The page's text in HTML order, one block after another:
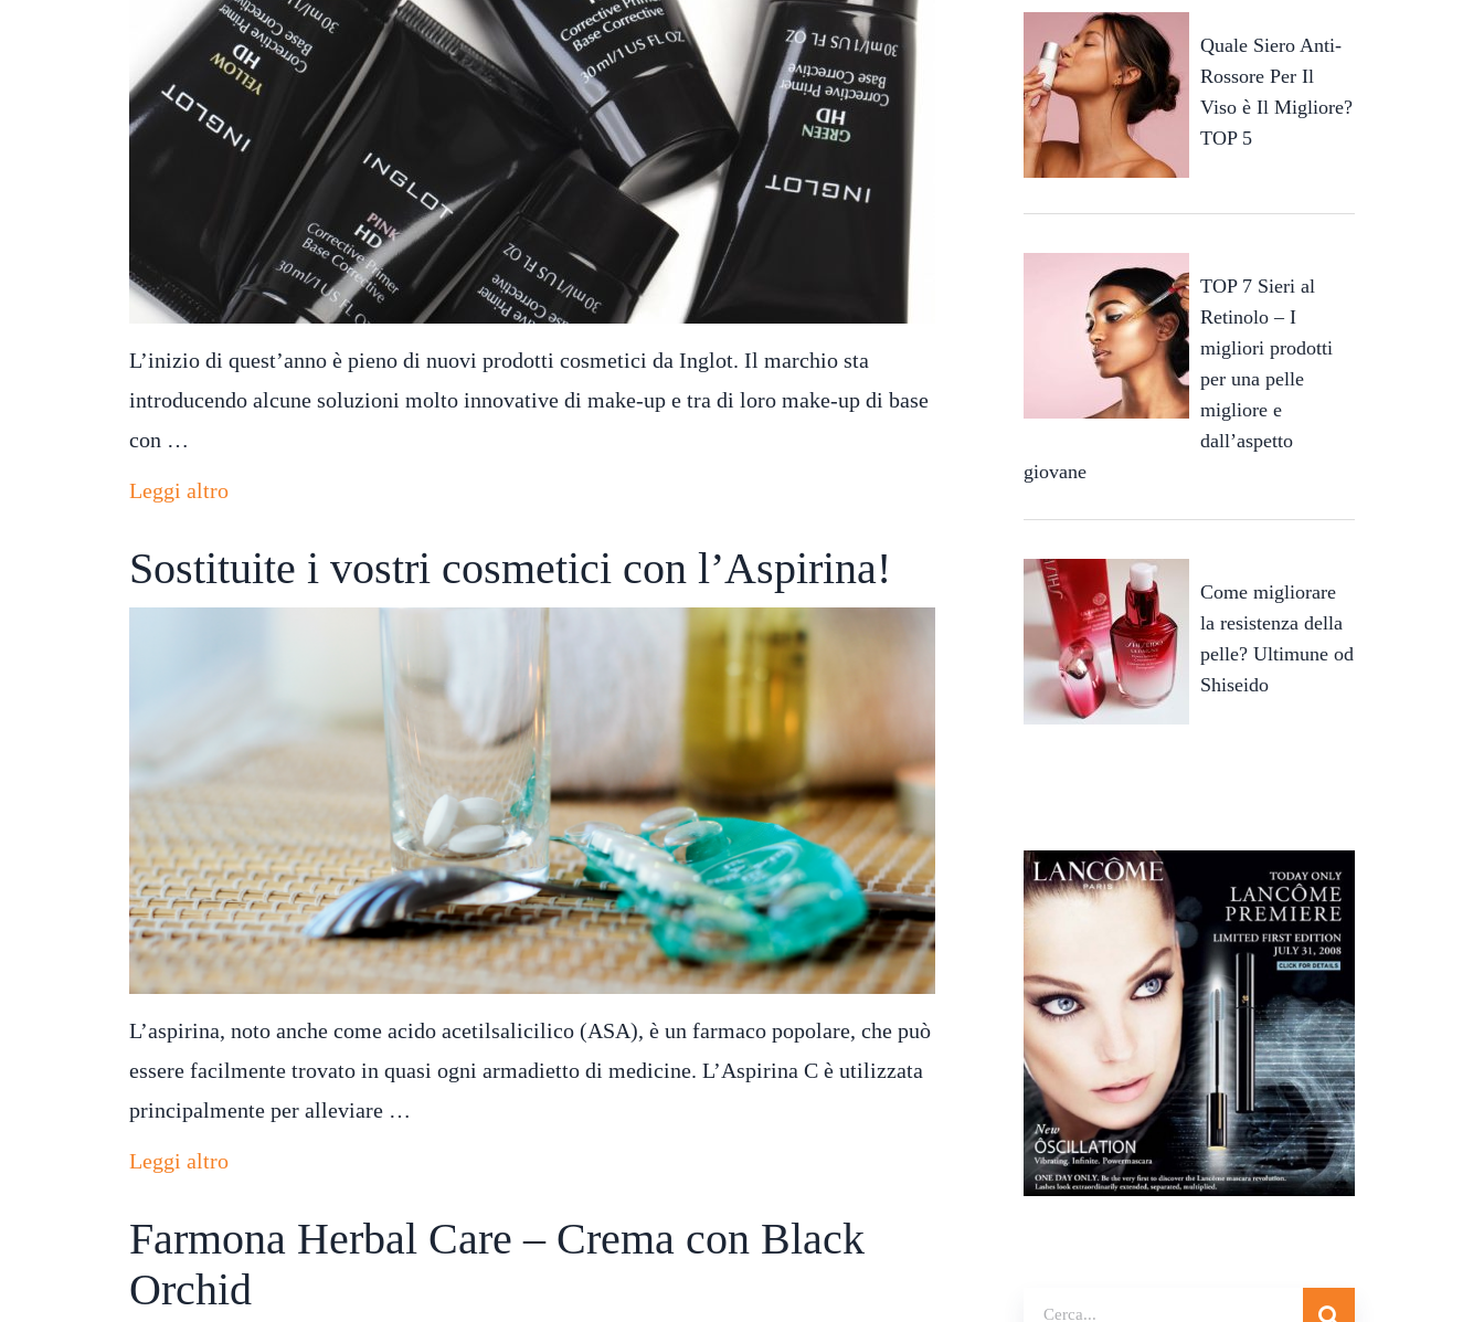
L’inizio di quest’anno è pieno di nuovi prodotti cosmetici da Inglot. Il marchio sta
introducendo alcune soluzioni molto innovative di make-up e tra di loro make-up di base
con …
Leggi altro
Sostituite i vostri cosmetici con l’Aspirina!
L’aspirina, noto anche come acido acetilsalicilico (ASA), è un farmaco popolare, che può
essere facilmente trovato in quasi ogni armadietto di medicine. L’Aspirina C è utilizzata
principalmente per alleviare …
Leggi altro
Farmona Herbal Care – Crema con Black
Orchid
Quale Siero Anti-
Rossore Per Il
Viso è Il Migliore?
TOP 5
TOP 7 Sieri al
Retinolo – I
migliori prodotti
per una pelle
migliore e
dall’aspetto
giovane
Come migliorare
la resistenza della
pelle? Ultimune od
Shiseido